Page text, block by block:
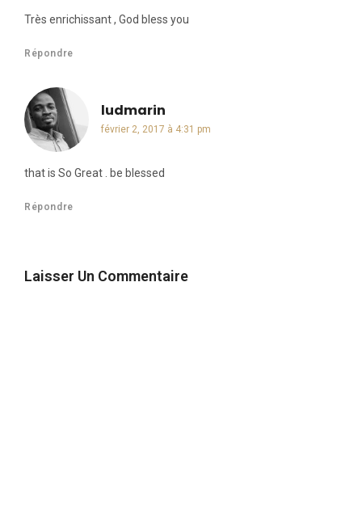
Très enrichissant , God bless you
Répondre
ludmarin
février 2, 2017 à 4:31 pm
that is So Great . be blessed
Répondre
Laisser Un Commentaire